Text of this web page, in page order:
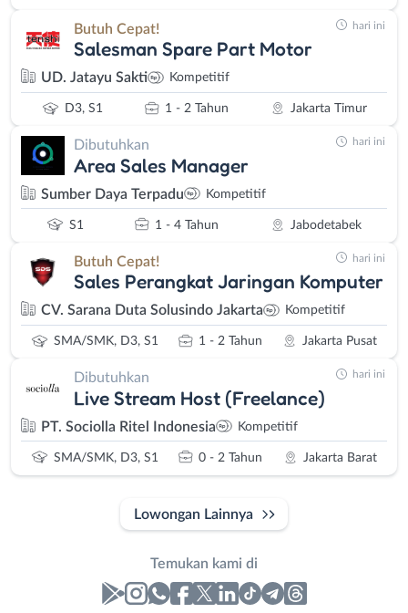
Butuh Cepat!
Salesman Spare Part Motor
UD. Jatayu Sakti Kompetitif
D3, S1 1 - 2 Tahun Jakarta Timur
hari ini
Dibutuhkan
Area Sales Manager
Sumber Daya Terpadu Kompetitif
S1 1 - 4 Tahun Jabodetabek
hari ini
Butuh Cepat!
Sales Perangkat Jaringan Komputer
CV. Sarana Duta Solusindo Jakarta Kompetitif
SMA/SMK, D3, S1 1 - 2 Tahun Jakarta Pusat
hari ini
Dibutuhkan
Live Stream Host (Freelance)
PT. Sociolla Ritel Indonesia Kompetitif
SMA/SMK, D3, S1 0 - 2 Tahun Jakarta Barat
hari ini
Lowongan Lainnya
Temukan kami di